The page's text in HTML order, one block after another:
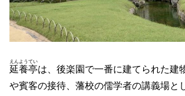
延養亭
えんようてい
は、後楽園で一番に建てられた建
や賓客の接待、藩校の儒学者の講義場と